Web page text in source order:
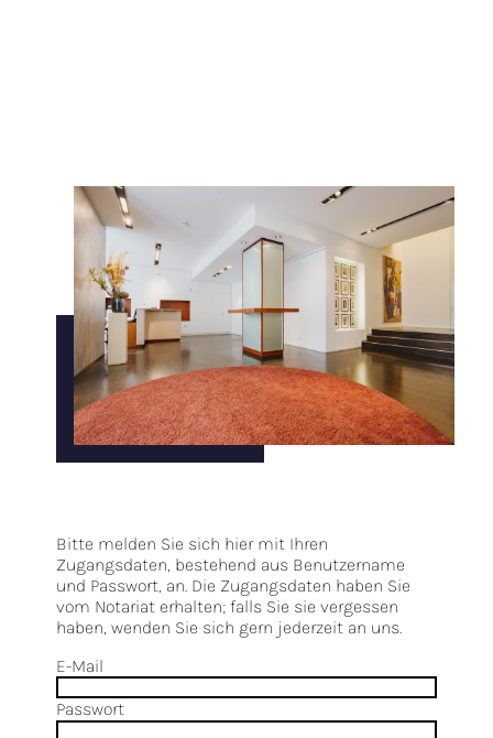
Bitte melden Sie sich hier mit Ihren
Zugangsdaten, bestehend aus Benutzername
und Passwort, an. Die Zugangsdaten haben Sie
vom Notariat erhalten; falls Sie sie vergessen
haben, wenden Sie sich gern jederzeit an uns.
E-Mail
Passwort